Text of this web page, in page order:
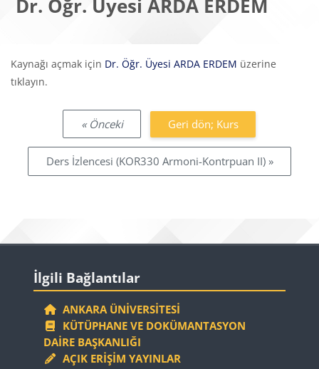
Dr. Öğr. Üyesi ARDA ERDEM
Tamamlama Gereklilikleri
Kaynağı açmak için Dr. Öğr. Üyesi ARDA ERDEM üzerine
tıklayın.
« Önceki Geri dön; Kurs
Ders İzlencesi (KOR330 Armoni-Kontrpuan II) »
Bloklar
İlgili Bağlantılar
ANKARA ÜNIVERSITESI
KÜTÜPHANE VE DOKÜMANTASYON
DAIRE BAŞKANLIĞI
AÇIK ERIŞIM YAYINLAR